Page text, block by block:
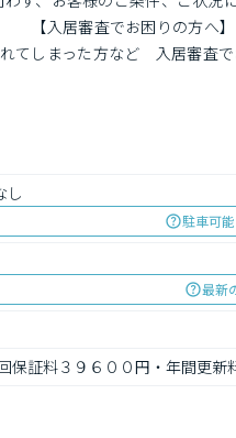
　【入居審査でお困りの方へ
てしまった方など　入居審査
し
駐車可
最新
保証料３９６００円・年間更新